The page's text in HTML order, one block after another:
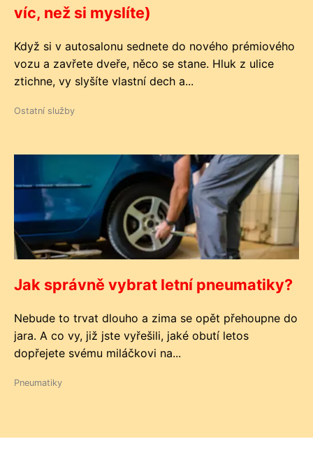
víc, než si myslíte)
Když si v autosalonu sednete do nového prémiového
vozu a zavřete dveře, něco se stane. Hluk z ulice
ztichne, vy slyšíte vlastní dech a...
Ostatní služby
Jak správně vybrat letní pneumatiky?
Nebude to trvat dlouho a zima se opět přehoupne do
jara. A co vy, již jste vyřešili, jaké obutí letos
dopřejete svému miláčkovi na...
Pneumatiky